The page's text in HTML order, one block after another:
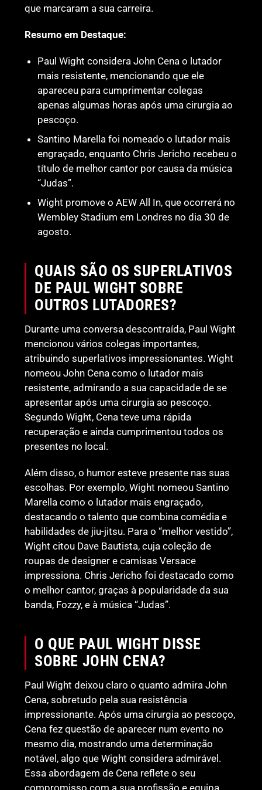
que marcaram a sua carreira.
Resumo em Destaque:
Paul Wight considera John Cena o lutador
mais resistente, mencionando que ele
apareceu para cumprimentar colegas
apenas algumas horas após uma cirurgia ao
pescoço.
Santino Marella foi nomeado o lutador mais
engraçado, enquanto Chris Jericho recebeu o
título de melhor cantor por causa da música
“Judas”.
Wight promove o AEW All In, que ocorrerá no
Wembley Stadium em Londres no dia 30 de
agosto.
QUAIS SÃO OS SUPERLATIVOS
DE PAUL WIGHT SOBRE
OUTROS LUTADORES?
Durante uma conversa descontraída, Paul Wight
mencionou vários colegas importantes,
atribuindo superlativos impressionantes. Wight
nomeou John Cena como o lutador mais
resistente, admirando a sua capacidade de se
apresentar após uma cirurgia ao pescoço.
Segundo Wight, Cena teve uma rápida
recuperação e ainda cumprimentou todos os
presentes no local.
Além disso, o humor esteve presente nas suas
escolhas. Por exemplo, Wight nomeou Santino
Marella como o lutador mais engraçado,
destacando o talento que combina comédia e
habilidades de jiu-jitsu. Para o “melhor vestido”,
Wight citou Dave Bautista, cuja coleção de
roupas de designer e camisas Versace
impressiona. Chris Jericho foi destacado como
o melhor cantor, graças à popularidade da sua
banda, Fozzy, e à música “Judas”.
O QUE PAUL WIGHT DISSE
SOBRE JOHN CENA?
Paul Wight deixou claro o quanto admira John
Cena, sobretudo pela sua resistência
impressionante. Após uma cirurgia ao pescoço,
Cena fez questão de aparecer num evento no
mesmo dia, mostrando uma determinação
notável, algo que Wight considera admirável.
Essa abordagem de Cena reflete o seu
compromisso com a sua profissão e equipa.